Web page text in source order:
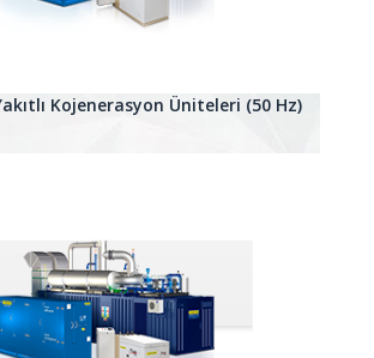
Kojenerasyon Üniteleri (50 Hz)